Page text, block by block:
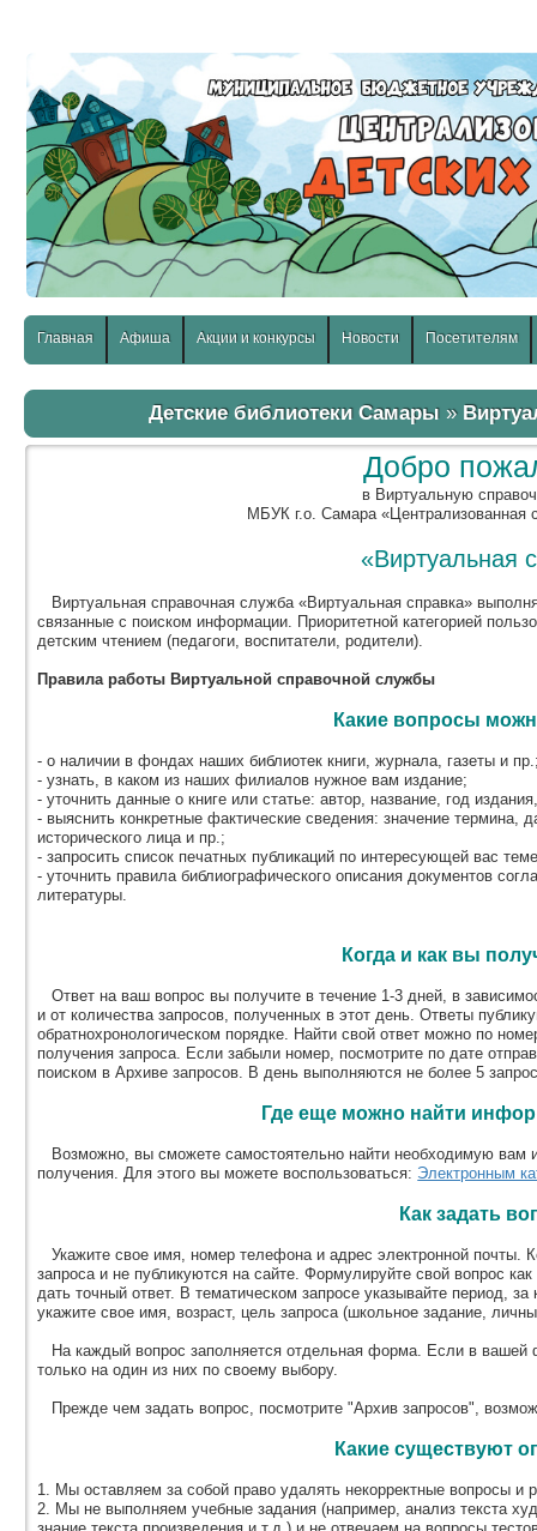
Главная Афиша Акции и конкурсы Новости Посетителям
Детские библиотеки Самары »
Добро
в Виртуальную
МБУК г.о. Самара «Централизованная
«Виртуальная
Виртуальная справочная служба «Виртуальная справка»
связанные с поиском информации. Приоритетной категорией
детским чтением (педагоги, воспитатели, родители).
Правила работы Виртуальной справочной службы
Какие вопросы
- о наличии в фондах наших библиотек книги, журнала, газеты и
- узнать, в каком из наших филиалов нужное вам издание;
- уточнить данные о книге или статье: автор, название, год
- выяснить конкретные фактические сведения: значение термина,
исторического лица и пр.;
- запросить список печатных публикаций по интересующей вас
- уточнить правила библиографического описания документов
литературы.
Когда и как вы
Ответ на ваш вопрос вы получите в течение 1-3 дней, в
и от количества запросов, полученных в этот день. Ответы
обратнохронологическом порядке. Найти свой ответ можно по
получения запроса. Если забыли номер, посмотрите по дате
поиском в Архиве запросов. В день выполняются не более 5
Где еще можно найти
Возможно, вы сможете самостоятельно найти необходимую
получения. Для этого вы можете воспользоваться: Электронным
Как задать
Укажите свое имя, номер телефона и адрес электронной почты.
запроса и не публикуются на сайте. Формулируйте свой вопрос
дать точный ответ. В тематическом запросе указывайте период,
укажите свое имя, возраст, цель запроса (школьное задание,
На каждый вопрос заполняется отдельная форма. Если в вашей
только на один из них по своему выбору.
Прежде чем задать вопрос, посмотрите "Архив запросов",
Какие существуют
1. Мы оставляем за собой право удалять некорректные вопросы и
2. Мы не выполняем учебные задания (например, анализ текста